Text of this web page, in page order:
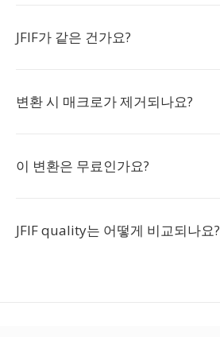
JFIF가 같은 건가요?
변환 시 매크로가 제거되나요?
이 변환은 무료인가요?
JFIF quality는 어떻게 비교되나요?